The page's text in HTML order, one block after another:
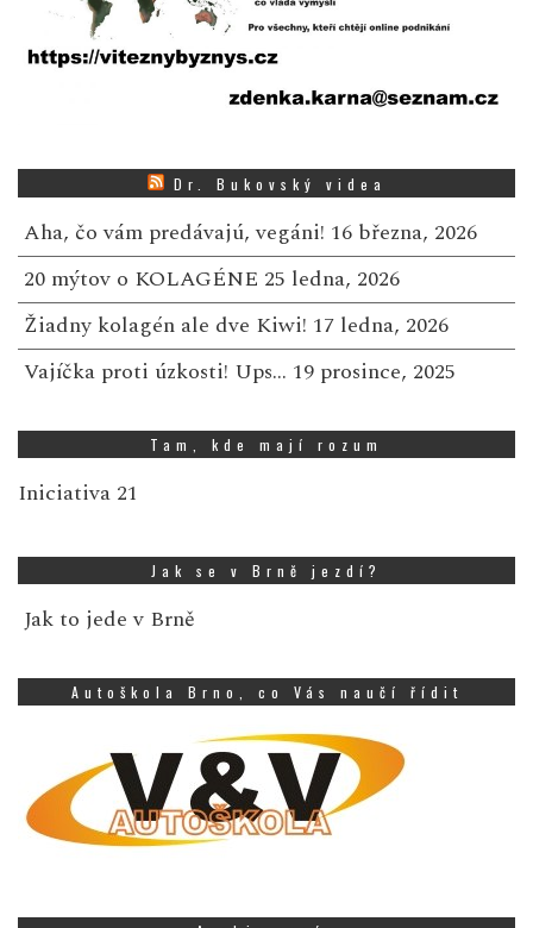
Dr. Bukovský videa
Aha, čo vám predávajú, vegáni! 16 března, 2026
20 mýtov o KOLAGÉNE 25 ledna, 2026
Žiadny kolagén ale dve Kiwi! 17 ledna, 2026
Vajíčka proti úzkosti! Ups… 19 prosince, 2025
Tam, kde mají rozum
Iniciativa 21
Jak se v Brně jezdí?
Jak to jede v Brně
Autoškola Brno, co Vás naučí řídit